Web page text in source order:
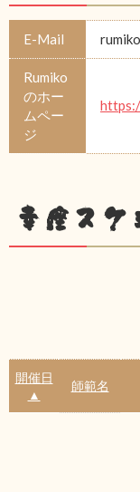
E-Mail
Rumiko
のホー
ムペー
ジ
幸座スケ
開催日
▲
師範名